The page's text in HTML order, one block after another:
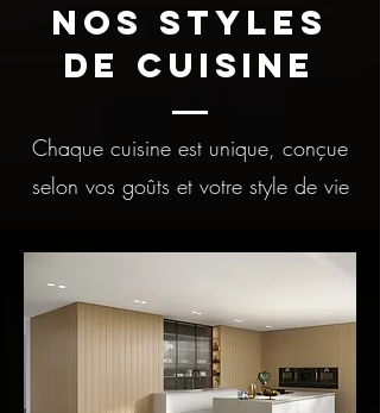
Nos styles
de cuisine
Chaque cuisine est unique, conçue
selon vos goûts et votre style de vie